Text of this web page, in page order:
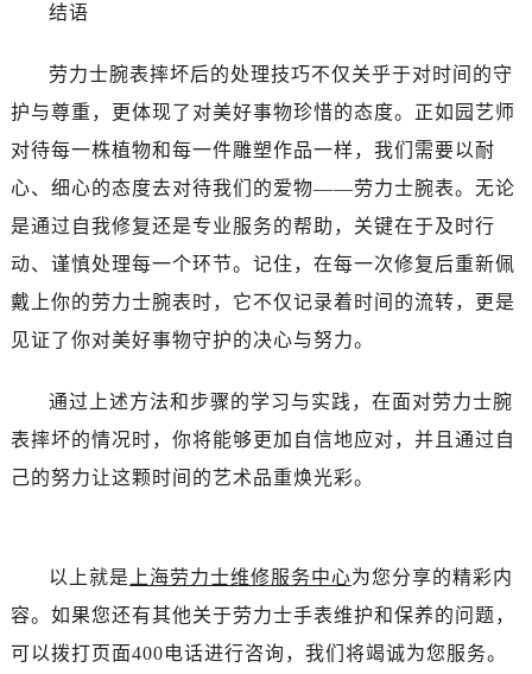
结语
劳力士腕表摔坏后的处理技巧不仅关乎于对时间的守
护与尊重，更体现了对美好事物珍惜的态度。正如园艺师
对待每一株植物和每一件雕塑作品一样，我们需要以耐
心、细心的态度去对待我们的爱物——劳力士腕表。无论
是通过自我修复还是专业服务的帮助，关键在于及时行
动、谨慎处理每一个环节。记住，在每一次修复后重新佩
戴上你的劳力士腕表时，它不仅记录着时间的流转，更是
见证了你对美好事物守护的决心与努力。
通过上述方法和步骤的学习与实践，在面对劳力士腕
表摔坏的情况时，你将能够更加自信地应对，并且通过自
己的努力让这颗时间的艺术品重焕光彩。
以上就是 上海劳力士维修服务中心为您分享的精彩内
容。如果您还有其他关于劳力士手表维护和保养的问题，
可以拨打页面400电话进行咨询，我们将竭诚为您服务。